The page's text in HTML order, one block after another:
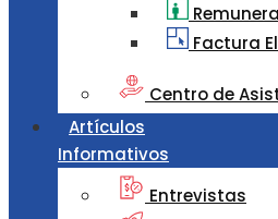
Factura
Centro de
Artículos
Informativos
Entrevistas